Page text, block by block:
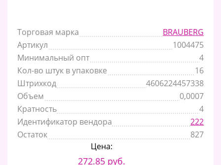
Торговая марка
BRAUBERG
Артикул
1004475
Минимальный опт
4
Кол-во штук в упаковке
16
Штрихкод
4606224457338
Объем
0,0007
Кратность
4
Идентификатор вендора
222
Остаток
827
Цена:
272.85 руб.